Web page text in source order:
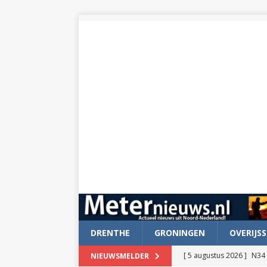
DRENTHE GRONINGEN
NIEUWSMELDER [ 5 augustus 2026 ]